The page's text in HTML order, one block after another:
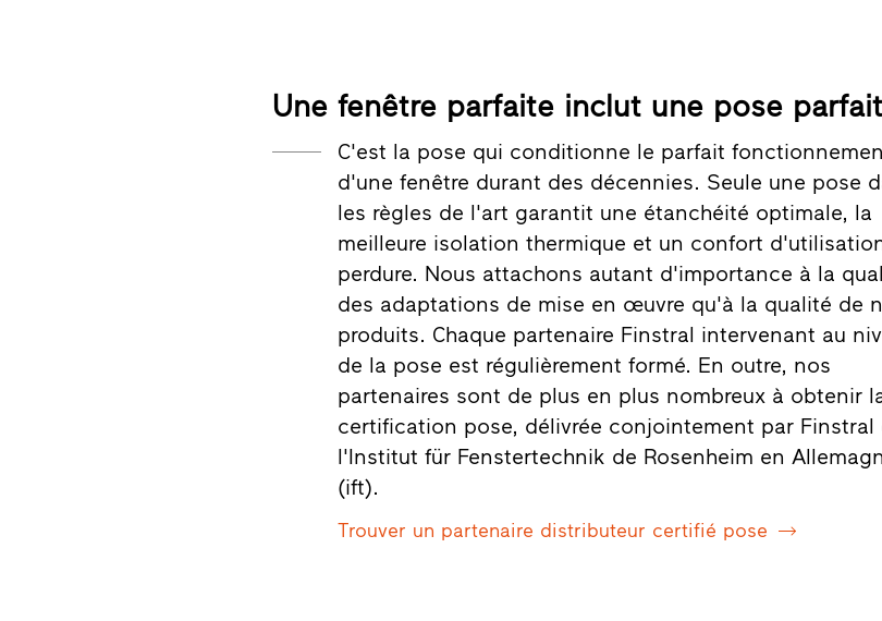
Une fenêtre parfaite inclut une pose
C'est la pose qui conditionne le parfait
d'une fenêtre durant des décennies. Seule une pose
les règles de l'art garantit une étanchéité optimale, la
meilleure isolation thermique et un confort
perdure. Nous attachons autant d'importance à la
des adaptations de mise en œuvre qu'à la qualité de
produits. Chaque partenaire Finstral intervenant au
de la pose est régulièrement formé. En outre, nos
partenaires sont de plus en plus nombreux à obtenir
certification pose, délivrée conjointement par Finstral
l'Institut für Fenstertechnik de Rosenheim en
(ift).
Trouver un partenaire distributeur certifié pose